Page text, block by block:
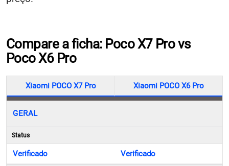
Compare a ficha: Poco X7 Pro vs
Poco X6 Pro
Xiaomi POCO X7 Pro Xiaomi POCO X6 Pro
GERAL
Status
Verificado Verificado